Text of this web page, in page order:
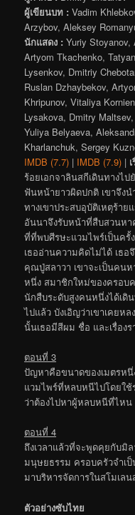
ผู้เขียนบท : Vadim
Arzybov, Aleksey
นักแสดง : Yuriy
Artyom Tkachenko,
Lysenkov, Dmitriy
Ruslan Dzhaybekov,
Khripunov, Vitaliya
Lysakova, Dmitry
Yuliya Belyaeva,
Kharlanchuk, Sergey
IMDB (7.7) | IMDB (7.9) |
ร้อยเอกจาลินสกีเดินทางไ
ฟันหน้ายาวผิดปกติ เขาจึง
ทางเขาประสบอุบัติเหตุร้าย
อันนาจึงรับหน้าที่สืบสวนหา
ที่ที่พบศีรษะแวมไพร์เป็นครั้
เธออ่านความคิดไม่ได้ เธ
คุณปู่สลาวา เขาจะเป็นคนห
หนึ่ง สมาชิกใหม่ของครอบ
นักสืบระดับสูงคนหนึ่งได้เดิ
ไปแล้ว บังเอิญว่าเขาเคยห
นั้นเธอมีสีผม ชื่อ และเรื่อง
ตอนที่ 3
ปัญหาคือขนาดของเมตรหนึ่
แวมไพร์ที่หลบหนีไปโดยใช้
ว่าต้องไปหาผู้หลบหนีที่ไหน
ตอนที่ 4
ถึงเวลาแล้วที่จะพูดคุยกับมิ
มนุษยธรรม ครอบครัวจำเป็
มาบริหารจัดการในสโมเล
ตัวอย่างซับไทย